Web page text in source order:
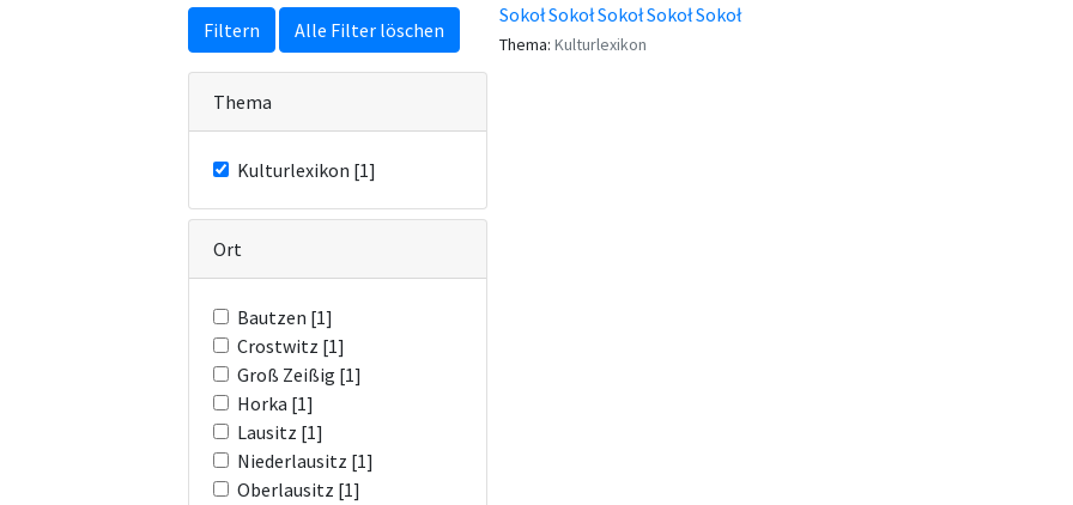
Filtern Alle Filter löschen
Thema
Kulturlexikon [1]
Ort
Bautzen [1]
Crostwitz [1]
Groß Zeißig [1]
Horka [1]
Lausitz [1]
Niederlausitz [1]
Oberlausitz [1]
Sokoł Sokoł Sokoł Sokoł Sokoł
Thema: Kulturlexikon